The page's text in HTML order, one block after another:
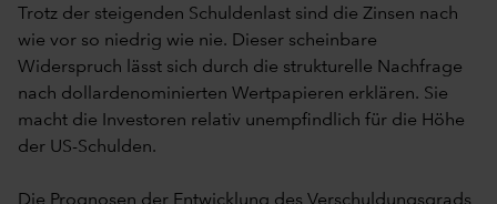
Trotz der steigenden Schuldenlast sind die Zinsen nach
wie vor so niedrig wie nie. Dieser scheinbare
Widerspruch lässt sich durch die strukturelle Nachfrage
nach dollardenominierten Wertpapieren erklären. Sie
macht die Investoren relativ unempfindlich für die Höhe
der US-Schulden.
Die Prognosen der Entwicklung des Verschuldungsgrads